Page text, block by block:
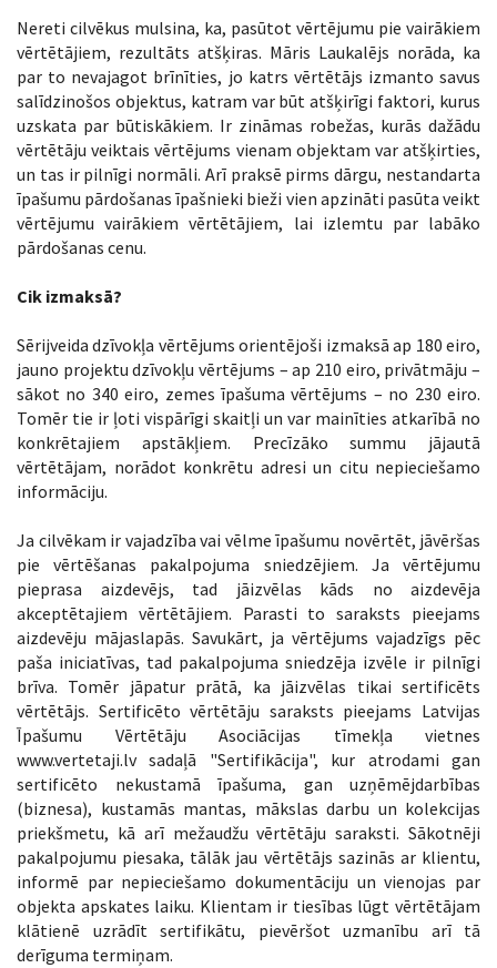
Nereti cilvēkus mulsina, ka, pasūtot vērtējumu pie vairākiem
vērtētājiem, rezultāts atšķiras. Māris Laukalējs norāda, ka
par to nevajagot brīnīties, jo katrs vērtētājs izmanto savus
salīdzinošos objektus, katram var būt atšķirīgi faktori, kurus
uzskata par būtiskākiem. Ir zināmas robežas, kurās dažādu
vērtētāju veiktais vērtējums vienam objektam var atšķirties,
un tas ir pilnīgi normāli. Arī praksē pirms dārgu, nestandarta
īpašumu pārdošanas īpašnieki bieži vien apzināti pasūta veikt
vērtējumu vairākiem vērtētājiem, lai izlemtu par labāko
pārdošanas cenu.
Cik izmaksā?
Sērijveida dzīvokļa vērtējums orientējoši izmaksā ap 180 eiro,
jauno projektu dzīvokļu vērtējums – ap 210 eiro, privātmāju –
sākot no 340 eiro, zemes īpašuma vērtējums – no 230 eiro.
Tomēr tie ir ļoti vispārīgi skaitļi un var mainīties atkarībā no
konkrētajiem apstākļiem. Precīzāko summu jājautā
vērtētājam, norādot konkrētu adresi un citu nepieciešamo
informāciju.
Ja cilvēkam ir vajadzība vai vēlme īpašumu novērtēt, jāvēršas
pie vērtēšanas pakalpojuma sniedzējiem. Ja vērtējumu
pieprasa aizdevējs, tad jāizvēlas kāds no aizdevēja
akceptētajiem vērtētājiem. Parasti to saraksts pieejams
aizdevēju mājaslapās. Savukārt, ja vērtējums vajadzīgs pēc
paša iniciatīvas, tad pakalpojuma sniedzēja izvēle ir pilnīgi
brīva. Tomēr jāpatur prātā, ka jāizvēlas tikai sertificēts
vērtētājs. Sertificēto vērtētāju saraksts pieejams Latvijas
Īpašumu Vērtētāju Asociācijas tīmekļa vietnes
www.vertetaji.lv sadaļā "Sertifikācija", kur atrodami gan
sertificēto nekustamā īpašuma, gan uzņēmējdarbības
(biznesa), kustamās mantas, mākslas darbu un kolekcijas
priekšmetu, kā arī mežaudžu vērtētāju saraksti. Sākotnēji
pakalpojumu piesaka, tālāk jau vērtētājs sazinās ar klientu,
informē par nepieciešamo dokumentāciju un vienojas par
objekta apskates laiku. Klientam ir tiesības lūgt vērtētājam
klātienē uzrādīt sertifikātu, pievēršot uzmanību arī tā
derīguma termiņam.